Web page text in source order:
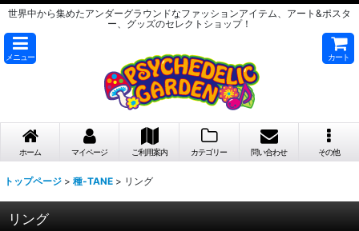
世界中から集めたアンダーグラウンドなファッションアイテム、アート&ポスタ
ー、グッズのセレクトショップ！
メニュー カート
ホーム マイページ ご利用案内 カテゴリー 問い合わせ その他
トップページ > 種-TANE > リング
リング